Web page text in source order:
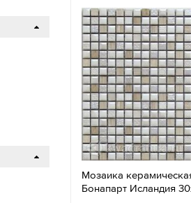
Мозаика
Бонапарт Исландия